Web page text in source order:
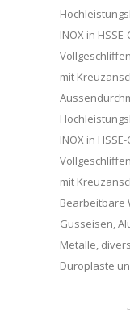
INOX in
mit
INOX in
mit
Bearbeitbare
Gusseisen,
Metalle,
Duroplaste